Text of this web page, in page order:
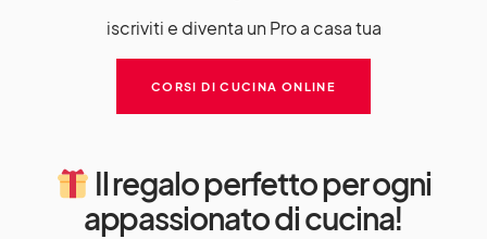
iscriviti e diventa un Pro a casa tua
CORSI DI CUCINA ONLINE
Il regalo perfetto per ogni
appassionato di cucina!